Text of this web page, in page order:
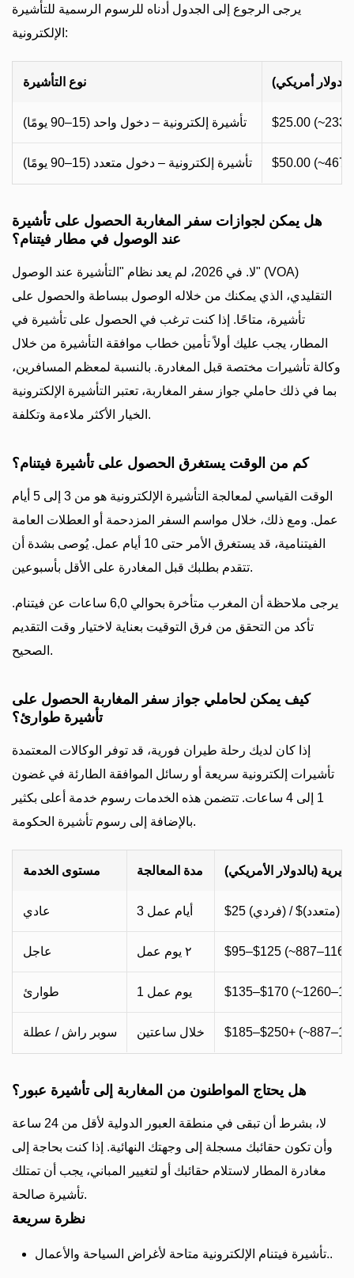
يرجى الرجوع إلى الجدول أدناه للرسوم الرسمية للتأشيرة
الإلكترونية:
نوع التأشيرة أمريكي)
تأشيرة إلكترونية – دخول واحد (15–90 يومًا) $25.00 (~233
تأشيرة إلكترونية – دخول متعدد (15–90 يومًا) $50.00 (~467
هل يمكن لجوازات سفر المغاربة الحصول على تأشيرة
عند الوصول في مطار فيتنام؟
لا. في 2026، لم يعد نظام "التأشيرة عند الوصول" (VOA)
التقليدي، الذي يمكنك من خلاله الوصول ببساطة والحصول على
تأشيرة، متاحًا. إذا كنت ترغب في الحصول على تأشيرة في
المطار، يجب عليك أولاً تأمين خطاب موافقة التأشيرة من خلال
وكالة تأشيرات مختصة قبل المغادرة. بالنسبة لمعظم المسافرين،
بما في ذلك حاملي جواز سفر المغاربة، تعتبر التأشيرة الإلكترونية
الخيار الأكثر ملاءمة وتكلفة.
كم من الوقت يستغرق الحصول على تأشيرة فيتنام؟
الوقت القياسي لمعالجة التأشيرة الإلكترونية هو من 3 إلى 5 أيام
عمل. ومع ذلك، خلال مواسم السفر المزدحمة أو العطلات العامة
الفيتنامية، قد يستغرق الأمر حتى 10 أيام عمل. يُوصى بشدة أن
تتقدم بطلبك قبل المغادرة على الأقل بأسبوعين.
يرجى ملاحظة أن المغرب متأخرة بحوالي 6,0 ساعات عن فيتنام.
تأكد من التحقق من فرق التوقيت بعناية لاختيار وقت التقديم
الصحيح.
كيف يمكن لحاملي جواز سفر المغاربة الحصول على
تأشيرة طوارئ؟
إذا كان لديك رحلة طيران فورية، قد توفر الوكالات المعتمدة
تأشيرات إلكترونية سريعة أو رسائل الموافقة الطارئة في غضون
1 إلى 4 ساعات. تتضمن هذه الخدمات رسوم خدمة أعلى بكثير
بالإضافة إلى رسوم تأشيرة الحكومة.
مستوى الخدمة مدة المعالجة (بالدولار الأمريكي)
عادي 3 أيام عمل
عاجل ٢ يوم عمل $95–$125
طوارئ 1 يوم عمل $135–$170
سوبر راش / عطلة خلال ساعتين $185–$250+
هل يحتاج المواطنون من المغاربة إلى تأشيرة عبور؟
لا، بشرط أن تبقى في منطقة العبور الدولية لأقل من 24 ساعة
وأن تكون حقائبك مسجلة إلى وجهتك النهائية. إذا كنت بحاجة إلى
مغادرة المطار لاستلام حقائبك أو لتغيير المباني، يجب أن تمتلك
تأشيرة صالحة.
نظرة سريعة
تأشيرة فيتنام الإلكترونية متاحة لأغراض السياحة والأعمال..